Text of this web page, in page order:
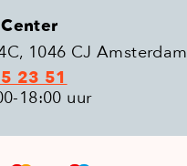
1046 CJ Amsterdam
23 51
18:00 uur